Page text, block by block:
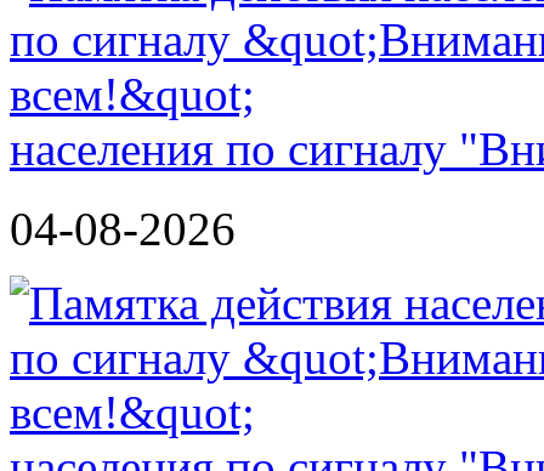
населения по сигналу
04-08-2026